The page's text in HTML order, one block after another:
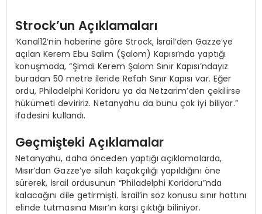
Strock’un Açıklamaları
‘Kanal12’nin haberine göre Strock, İsrail’den Gazze’ye
açılan Kerem Ebu Salim (Şalom) Kapısı’nda yaptığı
konuşmada, “Şimdi Kerem Şalom Sınır Kapısı’ndayız
buradan 50 metre ileride Refah Sınır Kapısı var. Eğer
ordu, Philadelphi Koridoru ya da Netzarim’den çekilirse
hükümeti deviririz. Netanyahu da bunu çok iyi biliyor.”
ifadesini kullandı.
Geçmişteki Açıklamalar
Netanyahu, daha önceden yaptığı açıklamalarda,
Mısır’dan Gazze’ye silah kaçakçılığı yapıldığını öne
sürerek, İsrail ordusunun “Philadelphi Koridoru”nda
kalacağını dile getirmişti. İsrail’in söz konusu sınır hattını
elinde tutmasına Mısır’ın karşı çıktığı biliniyor.